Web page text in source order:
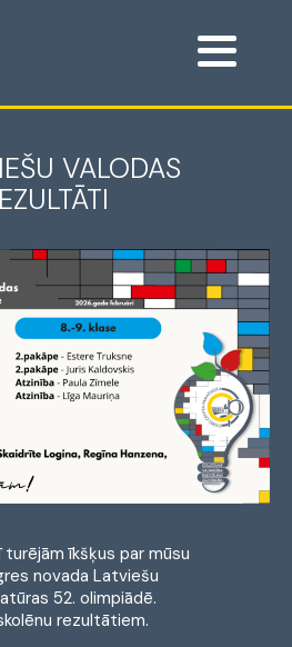
VALODAS
turējām īkšķus par mūsu
novada Latviešu
52. olimpiādē.
rezultātiem.